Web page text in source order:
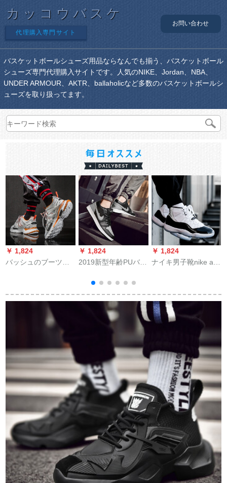
カッコウバスケ
代理購入専門サイト
お問い合わせ
バスケットボールシューズ用品ならなんでも揃う、バスケットボール
シューズ専門代理購入サイトです。人気のNIKE、Jordan、NBA、
UNDER ARMOUR、AKTR、ballaholicなど多数のバスケットボールシ
ューズを取り扱ってます。
￥ 1,824
バッシュのブーツの
のスニーカーの戦靴
のジェームズコービ
ーの学生の靴のエレ
クトリックブーツaJ
11白ミカン41を手に
します。
￥ 1,824
2019新型年齢PUバー
ークラブ15コビー16
と33小稲妻実戦靴黒
￥ 1,824
ナイキ男子靴nike air
写バーセット378037
37 37 37-10 44.5